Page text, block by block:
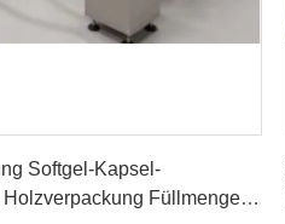
Softgel-Kapsel-
Füllmenge